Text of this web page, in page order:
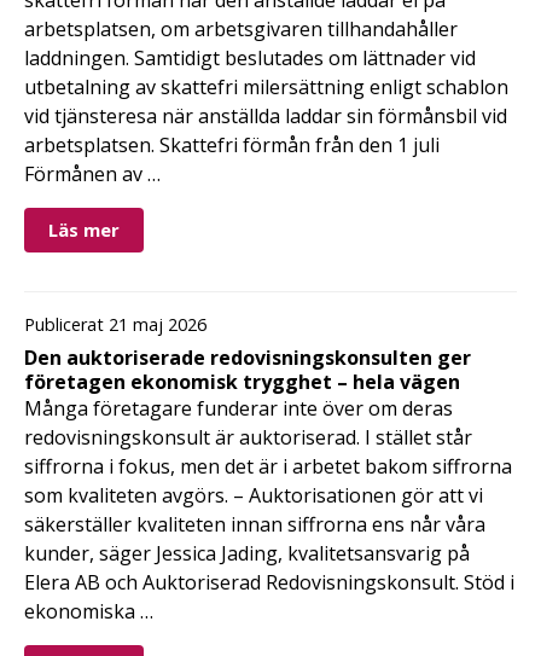
arbetsplatsen, om arbetsgivaren tillhandahåller
laddningen. Samtidigt beslutades om lättnader vid
utbetalning av skattefri milersättning enligt schablon
vid tjänsteresa när anställda laddar sin förmånsbil vid
arbetsplatsen. Skattefri förmån från den 1 juli
Förmånen av …
Läs mer
Publicerat 21 maj 2026
Den auktoriserade redovisningskonsulten ger
företagen ekonomisk trygghet – hela vägen
Många företagare funderar inte över om deras
redovisningskonsult är auktoriserad. I stället står
siffrorna i fokus, men det är i arbetet bakom siffrorna
som kvaliteten avgörs. – Auktorisationen gör att vi
säkerställer kvaliteten innan siffrorna ens når våra
kunder, säger Jessica Jading, kvalitetsansvarig på
Elera AB och Auktoriserad Redovisningskonsult. Stöd i
ekonomiska …